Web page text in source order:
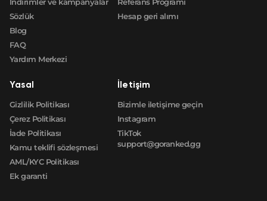
Sözlük
Blog
FAQ
Yardım Merkezi
Hesap geri alımı
Yasal
Gizlilik Politikası
Çerez Politikası
İade Politikası
Kamu teklifi sözleşmesi
AML/KYC Politikası
Ek garanti
İletişim
Bizimle iletişime geçin
Instagram
TikTok
support@goranked.gg